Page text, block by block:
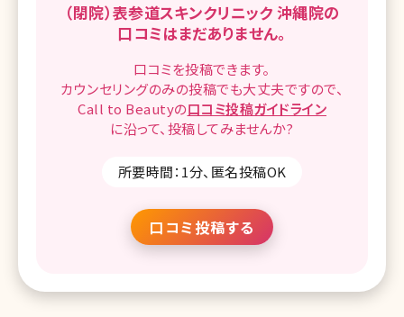
（閉院）表参道スキンクリニック 沖縄院の
口コミはまだありません。
口コミを投稿できます。
カウンセリングのみの投稿でも大丈夫ですので、
Call to Beautyの口コミ投稿ガイドライン
に沿って、 投稿してみませんか?
所要時間：1分、匿名投稿OK
口コミ投稿する